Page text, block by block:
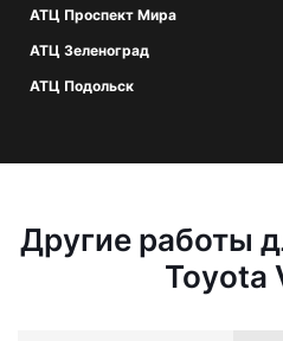
АТЦ Проспект Мира
АТЦ Зеленоград
АТЦ Подольск
Другие работы
Toyota